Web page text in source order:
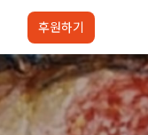
럽 후원하기
후원하기